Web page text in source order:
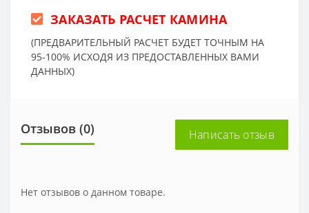
ЗАКАЗАТЬ РАСЧЕТ КАМИНА
(ПРЕДВАРИТЕЛЬНЫЙ РАСЧЕТ БУДЕТ ТОЧНЫМ НА
95-100% ИСХОДЯ ИЗ ПРЕДОСТАВЛЕННЫХ ВАМИ
ДАННЫХ)
Отзывов (0) Написать отзыв
Нет отзывов о данном товаре.